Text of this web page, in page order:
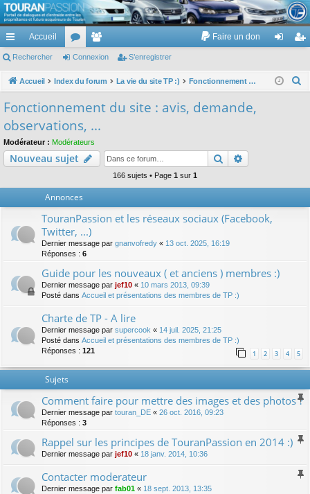
TouranPassion
Le forum des propriétaires ou futurs acquéreurs du Volkswagen Touran
cc
ès
pi
de
Accueil
or
u
e
m
Faire un don
ne nr
Rechercher Connexion S’enregistrer
Accueil Index du forum La vie du site TP :) Fonctionnement du site : avis, demande, observations, ...
h
Fonctionnement du site : avis, demande,
observations, ...
Modérateur : Modérateurs
Nouveau sujet Rechercher
166 sujets • Page 1 sur 1
Annonces
TouranPassion et les réseaux sociaux (Facebook,
Twitter, ...)
Dernier message par gnanvofredy « 13 oct. 2025, 16:19
Réponses : 6
Guide pour les nouveaux ( et anciens ) membres :)
Dernier message par jef10 « 10 mars 2013, 09:39
Posté dans Accueil et présentations des membres de TP :)
Charte de TP - A lire
Dernier message par supercook « 14 juil. 2025, 21:25
Posté dans Accueil et présentations des membres de TP :)
Réponses : 121 1 2 3 4 5
Sujets
Comment faire pour mettre des images et des photos ?
Dernier message par touran_DE « 26 oct. 2016, 09:23
Réponses : 3
Rappel sur les principes de TouranPassion en 2014 :)
Dernier message par jef10 « 18 janv. 2014, 10:36
Contacter moderateur
Dernier message par fab01 « 18 sept. 2013, 13:35